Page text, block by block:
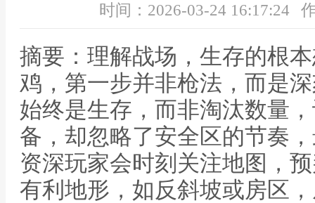
时间：2026-03-24 16:17:24
摘要：理解战场，生存的根
鸡，第一步并非枪法，而是
始终是生存，而非淘汰数量
备，却忽略了安全区的节奏
资深玩家会时刻关注地图，
有利地形，如反斜坡或房区